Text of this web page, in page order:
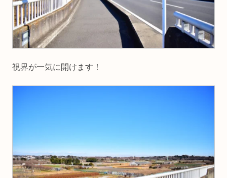
視界が一気に開けます！